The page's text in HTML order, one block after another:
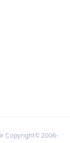
Copyright© 2006-